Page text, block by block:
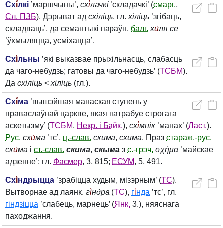
Схі́лкі ’маршчыны’, схі́лачкі ’складачкі’ (смарг.,
Сл. ПЗБ). Дэрыват ад схіліць, гл. хіліць ’згібаць,
складваць’, да семантыкі параўн. балг. хи́ля се
’ўхмыляцца, усміхацца’.
Схі́льны ’які выказвае прыхільнасць, слабасць
да чаго-небудзь; гатовы да чаго-небудзь’ (ТСБМ).
Да схіліць < хіліць (гл.).
Схі́ма ’вышэйшая манаская ступень у
праваслаўнай царкве, якая патрабуе строгага
аскетызму’ (ТСБМ, Некр. і Байк.), схі́мнік ’манах’ (Ласт.).
Рус. схи́ма ’тс’, ц.-слав. скима, схима. Праз стараж.-рус.
ски́ма і ст.-слав. скима, скыма з с.-грэч. σχήμα’майскае
адзенне’; гл. Фасмер, 3, 815; ЕСУМ, 5, 491.
Схі́ндрыцца ’зрабіцца худым, мізэрным’ (ТС).
Вытворнае ад лаянк. гі́ндра (ТС), гі́нда ’тс’, гл.
гіндзіцца ’слабець, марнець’ (Янк. 3.), няяснага
паходжання.